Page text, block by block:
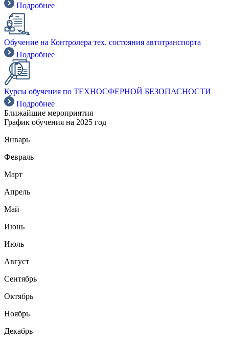
Подробнее
Обучение на Контролера тех. состояния автотранспорта
Подробнее
Курсы обучения по ТЕХНОСФЕРНОЙ БЕЗОПАСНОСТИ
Подробнее
Ближайшие мероприятия
График обучения на 2025 год
Январь
Февраль
Март
Апрель
Май
Июнь
Июль
Август
Сентябрь
Октябрь
Ноябрь
Декабрь